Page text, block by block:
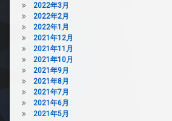
2022年3月
2022年2月
2022年1月
2021年12月
2021年11月
2021年10月
2021年9月
2021年8月
2021年7月
2021年6月
2021年5月